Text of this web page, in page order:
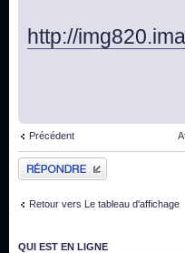
http://
Précédent
Publier une réponse
Retour vers Le tableau d'affichage
QUI EST EN LIGNE